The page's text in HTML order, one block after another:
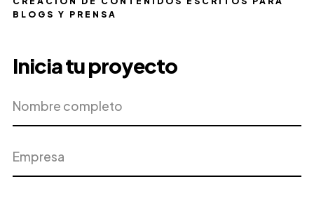
BLOGS Y PRENSA
Inicia tu proyecto
completo